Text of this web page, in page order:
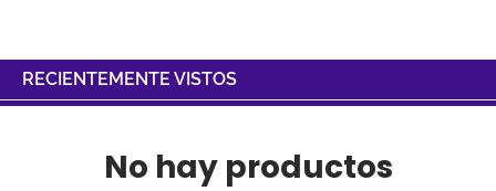
RECIENTEMENTE VISTOS
No hay productos